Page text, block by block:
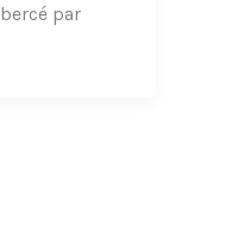
par